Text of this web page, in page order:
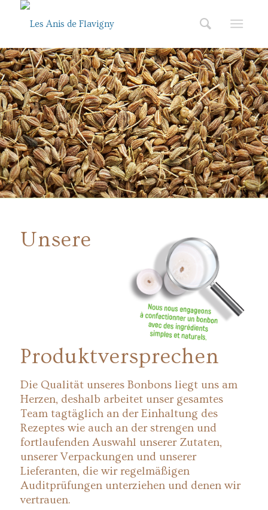
Unsere
Produktversprechen
Die Qualität unseres Bonbons liegt uns am
Herzen, deshalb arbeitet unser gesamtes
Team tagtäglich an der Einhaltung des
Rezeptes wie auch an der strengen und
fortlaufenden Auswahl unserer Zutaten,
unserer Verpackungen und unserer
Lieferanten, die wir regelmäßigen
Auditprüfungen unterziehen und denen wir
vertrauen.